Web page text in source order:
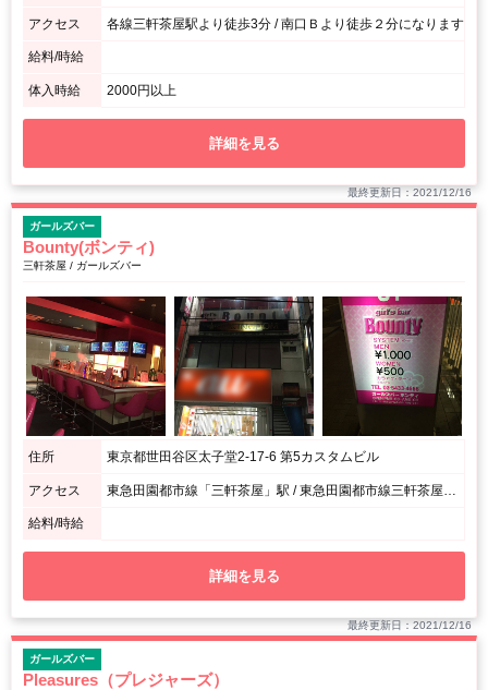
アクセス 各線三軒茶屋駅より徒歩3分 / 南口Ｂより徒歩２分になります
給料/時給
体入時給 2000円以上
詳細を見る
最終更新日：2021/12/16
ガールズバー
Bounty(ボンティ)
三軒茶屋 / ガールズバー
住所 東京都世田谷区太子堂2-17-6 第5カスタムビル
アクセス 東急田園都市線「三軒茶屋」駅 / 東急田園都市線三軒茶屋駅北口A出口徒歩1分。
給料/時給
詳細を見る
最終更新日：2021/12/16
ガールズバー
Pleasures（プレジャーズ）